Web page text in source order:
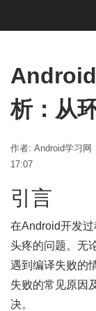
析：从
作者: Android学习网
17:07
引言
在Android开发
头疼的问题。无
遇到编译失败的
失败的常见原因
决。